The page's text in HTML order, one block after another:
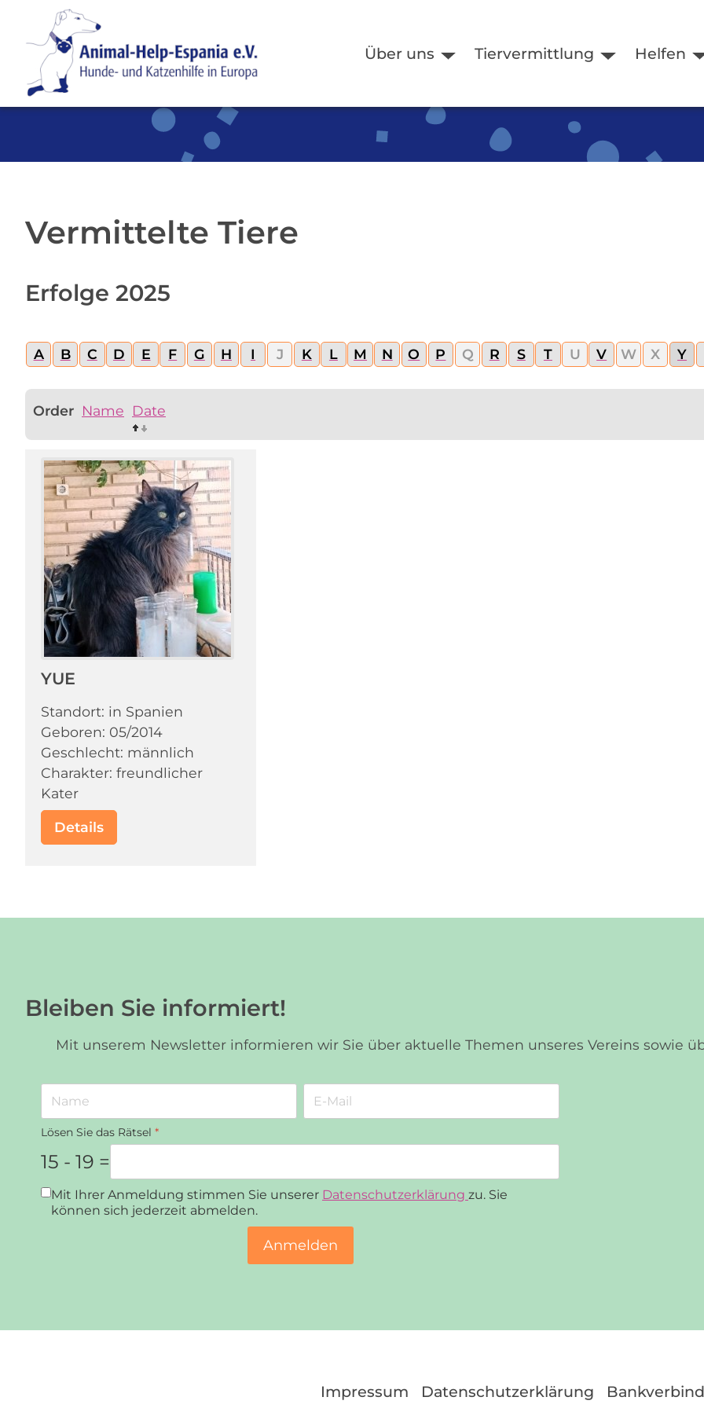
SKIP TO MAIN CONTENT
Über uns Tiervermittlung Helfen
Vermittelte Tiere
Erfolge 2025
A B C D E F G H I J K L M N O P Q R S T U V W X Y
Order Name Date
YUE
Standort: in Spanien
Geboren: 05/2014
Geschlecht: männlich
Charakter: freundlicher
Kater
Details
Bleiben Sie informiert!
Mit unserem Newsletter informieren wir Sie über aktuelle Themen unseres Vereins sowie
Lösen Sie das Rätsel *
15 - 19 =
Datenschutz*
Mit Ihrer Anmeldung stimmen Sie unserer Datenschutzerklärung zu. Sie
können sich jederzeit abmelden.
Anmelden
Impressum Datenschutzerklärung